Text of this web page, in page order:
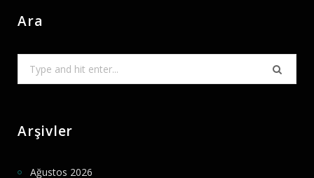
Ara
for:
Arşivler
Ağustos 2026